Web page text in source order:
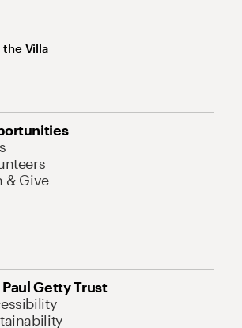
the Villa
& Give
Paul Getty Trust